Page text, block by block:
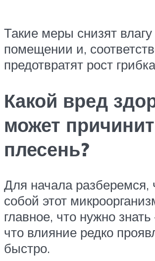
Такие меры снизят влагу
помещении и,
предотвратят рост
Какой вред
может
плесень?
Для начала разберемся,
собой этот
главное, что нужно знать
что влияние редко
быстро.